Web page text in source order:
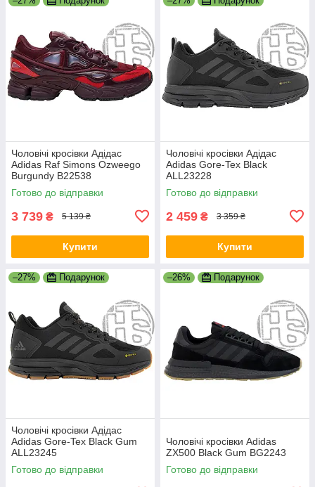
Чоловічі кросівки Адідас
Adidas Raf Simons Ozweego
Burgundy B22538
Готово до відправки
3 739 ₴ 5 139 ₴
Купити
Чоловічі кросівки Адідас
Adidas Gore-Tex Black
ALL23228
Готово до відправки
2 459 ₴ 3 359 ₴
Купити
–27% Подарунок
Чоловічі кросівки Адідас
Adidas Gore-Tex Black Gum
ALL23245
Готово до відправки
–26% Подарунок
Чоловічі кросівки Adidas
ZX500 Black Gum BG2243
Готово до відправки